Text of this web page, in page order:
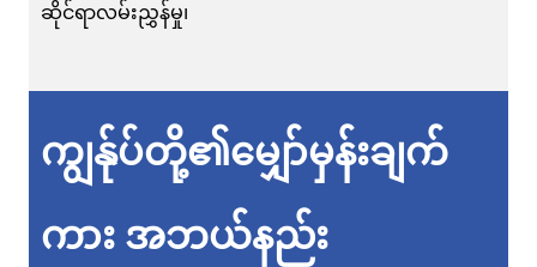
ဆိုင်ရာလမ်းညွှန်မှု၊
ကျွန်ုပ်တို့၏မျှော်မှန်းချက်
ကား အဘယ်နည်း